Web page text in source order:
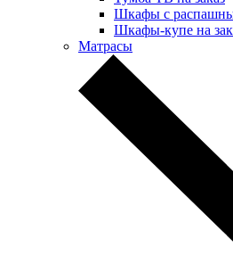
Шкафы с
Шкафы-купе на
Матрасы